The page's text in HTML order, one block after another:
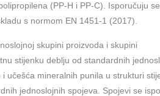
(PP-H i PP-C). Isporučuju
s normom EN 1451-1 (2017).
skupini proizvoda i skupini
stijenku deblju od standardnih
učešća mineralnih punila u strukturi
jednoslojnih spojeva. Spojevi se